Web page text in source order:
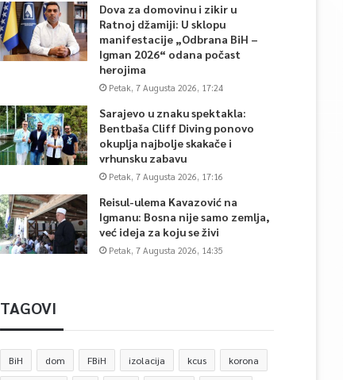
Dova za domovinu i zikir u
Ratnoj džamiji: U sklopu
manifestacije „Odbrana BiH –
Igman 2026“ odana počast
herojima
Petak, 7 Augusta 2026, 17:24
Sarajevo u znaku spektakla:
Bentbaša Cliff Diving ponovo
okuplja najbolje skakače i
vrhunsku zabavu
Petak, 7 Augusta 2026, 17:16
Reisul-ulema Kavazović na
Igmanu: Bosna nije samo zemlja,
već ideja za koju se živi
Petak, 7 Augusta 2026, 14:35
TAGOVI
BiH dom FBiH izolacija kcus korona